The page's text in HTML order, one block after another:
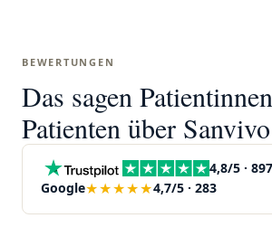
BEWERTUNGEN
Das sagen
Patienten über Sanvivo
4,8/5 · 897
Google★★★★★4,7/5 · 283